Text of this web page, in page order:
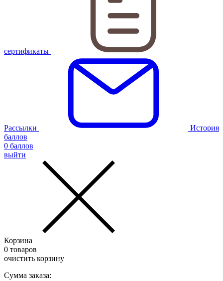
сертификаты
Рассылки
История
баллов
0 баллов
выйти
Корзина
0 товаров
очистить корзину
Сумма заказа: